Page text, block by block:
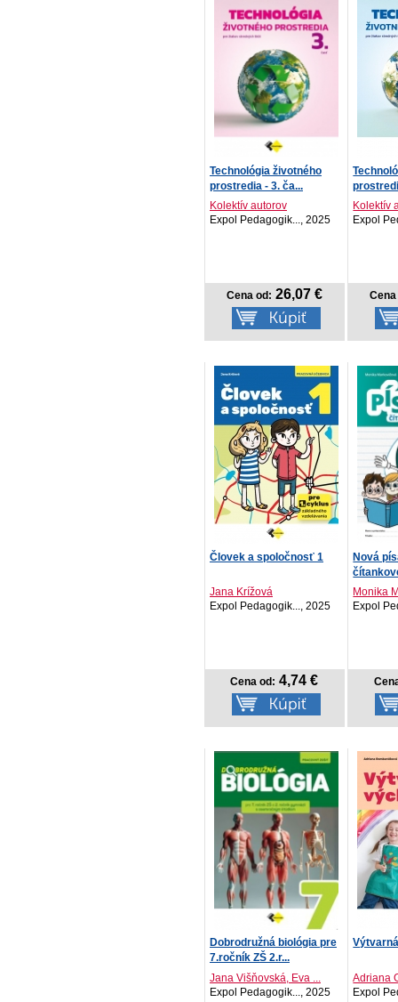
Technológia životného
prostredia - 3. ča...
Kolektív autorov
Expol Pedagogik..., 2025
Cena od: 26,07 €
Kolektív
Expol
Človek a spoločnosť 1
Jana Krížová
Expol Pedagogik..., 2025
Cena od: 4,74 €
Nová
Monika
Expol
Dobrodružná biológia pre
7.ročník ZŠ 2.r...
Jana Višňovská, Eva ...
Expol Pedagogik..., 2025
Adriana
Expol